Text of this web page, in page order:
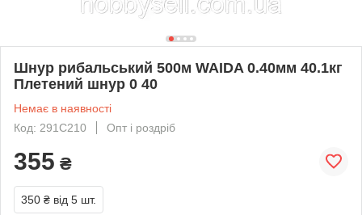
Шнур рибальський 500м WAIDA 0.40мм 40.1кг
Плетений шнур 0 40
Немає в наявності
Код: 291C210
Опт і роздріб
355 ₴
350 ₴ від 5 шт.